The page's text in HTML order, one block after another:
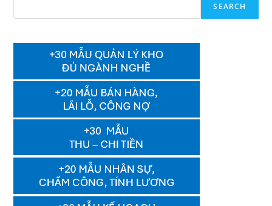
SEARCH